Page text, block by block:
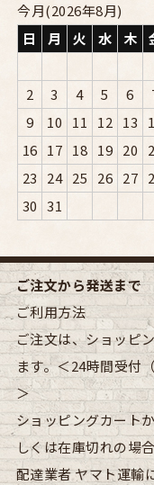
今月(2026年8月)
日
月 火 水 木
2
3 4 5 6
9
10 11 12 13
16 17 18 19 20
23
24 25 26 27
30 31
ご注文から発送まで
ご利用方法
ご注文は、ショッピ
ます。＜24時間受付
＞
ショッピングカート
しくは在庫切れの場
配達業者 ヤマト運輸